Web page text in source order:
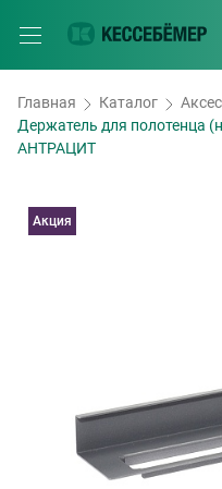
Главная Каталог
Держатель для полотенца
АНТРАЦИТ
Акция